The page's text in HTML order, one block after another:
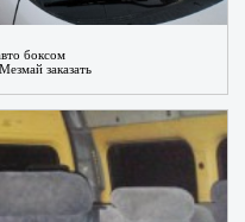
боксом
заказать